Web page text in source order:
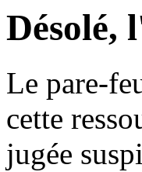
Désolé,
Le pare-
cette
jugée